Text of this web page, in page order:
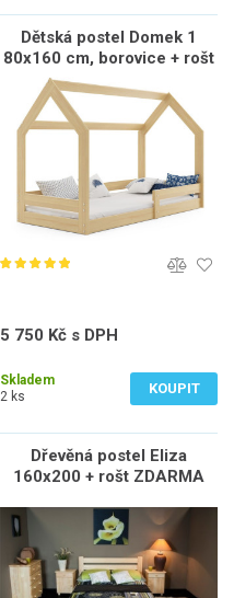
Dětská postel Domek 1
80x160 cm, borovice + rošt
a matrace ZDARMA
5 750 Kč s DPH
Skladem
2 ks
KOUPIT
Dřevěná postel Eliza
160x200 + rošt ZDARMA